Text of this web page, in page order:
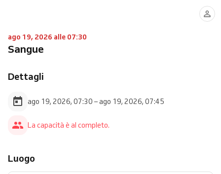
ago 19, 2026 alle 07:30
Sangue
Dettagli
ago 19, 2026, 07:30 – ago 19, 2026, 07:45
La capacità è al completo.
Luogo